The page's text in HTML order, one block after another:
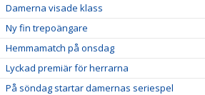
Damerna visade klass
Ny fin trepoängare
Hemmamatch på onsdag
Lyckad premiär för herrarna
På söndag startar damernas seriespel